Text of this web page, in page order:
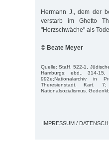
Hermann J., dem der
verstarb im Ghetto
"Herzschwäche" als
© Beate Meyer
Quelle: StaH, 522-1,
Hamburgs; ebd., 314-
992e;Nationalarchiv in
Theresienstadt, Kart.
Nationalsozialismus.
IMPRESSUM /